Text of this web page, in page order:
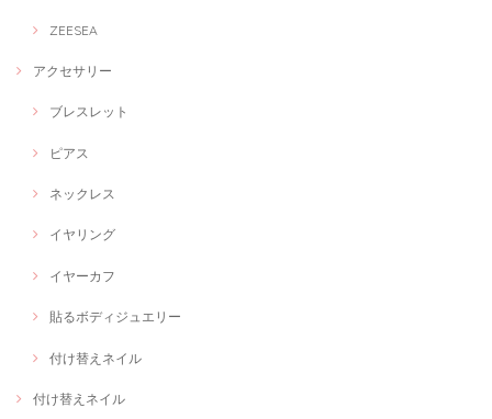
ZEESEA
アクセサリー
ブレスレット
ピアス
ネックレス
イヤリング
イヤーカフ
貼るボディジュエリー
付け替えネイル
付け替えネイル